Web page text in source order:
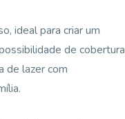
ideal para criar um
de cobertura
de lazer com